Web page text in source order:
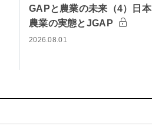
GAPと農業の未来（4）日本
農業の実態とJGAP
2026.08.01